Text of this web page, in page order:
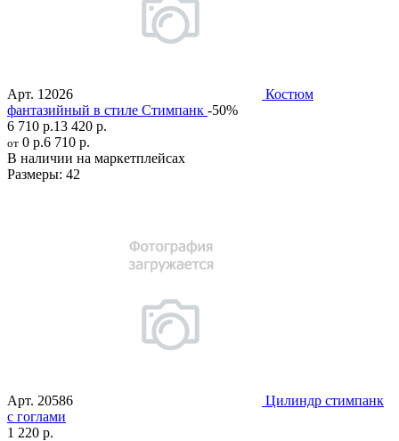
Арт. 12026
Костюм
фантазийный в стиле Стимпанк -50%
6 710 р.13 420 р.
от 0 р.6 710 р.
В наличии на маркетплейсах
Размеры: 42
Арт. 20586
Цилиндр стимпанк
с гоглами
1 220 р.